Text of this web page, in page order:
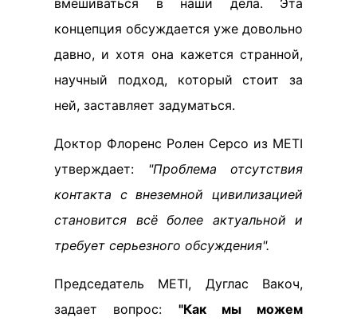
концепция обсуждается уже довольно
давно, и хотя она кажется странной,
научный подход, который стоит за
ней, заставляет задуматься.
Доктор Флоренс Ролен Серсо из METI
утверждает: "Проблема отсутствия
контакта с внеземной цивилизацией
становится всё более актуальной и
требует серьезного обсуждения".
Председатель METI, Дуглас Вакоч,
задает вопрос: "Как мы можем